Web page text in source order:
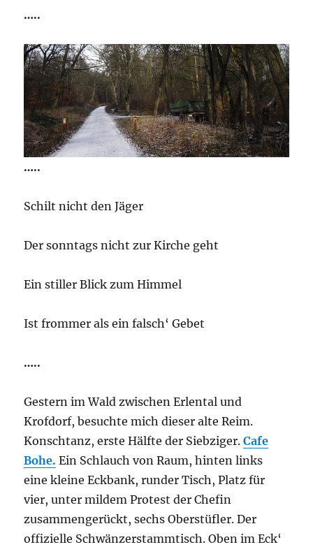
…..
…..
Schilt nicht den Jäger
Der sonntags nicht zur Kirche geht
Ein stiller Blick zum Himmel
Ist frommer als ein falsch‘ Gebet
…..
Gestern im Wald zwischen Erlental und
Krofdorf, besuchte mich dieser alte Reim.
Konschtanz, erste Hälfte der Siebziger.Cafe
Bohe. Ein Schlauch von Raum, hinten links
eine kleine Eckbank, runder Tisch, Platz für
vier, unter mildem Protest der Chefin
zusammengerückt, sechs Oberstüfler. Der
offizielle Schwänzerstammtisch. Oben im Eck‘